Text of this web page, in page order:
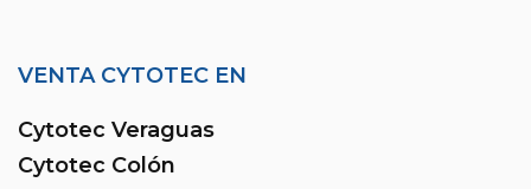
VENTA CYTOTEC EN
Cytotec Veraguas
Cytotec Colón